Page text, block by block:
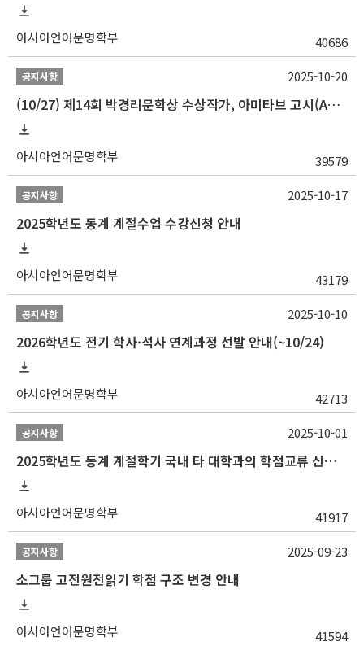
아시아언어문명학부 40686
공지사항
(10/27) 제14회 박경리문학상 수상작가, 아미타브 고시(Amitav Ghosh) 강연 안내
아시아언어문명학부 39579
2025-10-20
공지사항
2025학년도 동계 계절수업 수강신청 안내
아시아언어문명학부 43179
2025-10-17
공지사항
2026학년도 전기 학사·석사 연계과정 선발 안내(~10/24)
아시아언어문명학부 42713
2025-10-10
공지사항
2025학년도 동계 계절학기 국내 타 대학과의 학점교류 신청 안내
아시아언어문명학부 41917
2025-10-01
공지사항
소그룹 고전원전읽기 학점 구조 변경 안내
아시아언어문명학부 41594
2025-09-23